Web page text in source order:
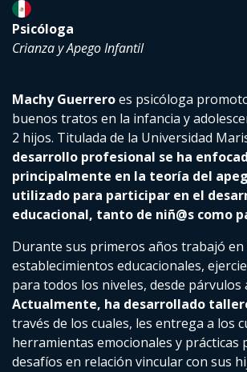
Psicóloga
Crianza y Apego Infantil
Machy Guerreroes psicóloga
buenos tratos en la infancia y
2 hijos. Titulada de la Universidad
desarrollo profesional se ha
principalmente en la teoría del
utilizado para participar en el
educacional, tanto de niñ@s como
Durante sus primeros años trabajó en
establecimientos educacionales,
para todos los niveles, desde párvulos
Actualmente, ha desarrollado
través de los cuales, les entrega a los
herramientas emocionales y prácticas
desafíos en relación vincular con sus